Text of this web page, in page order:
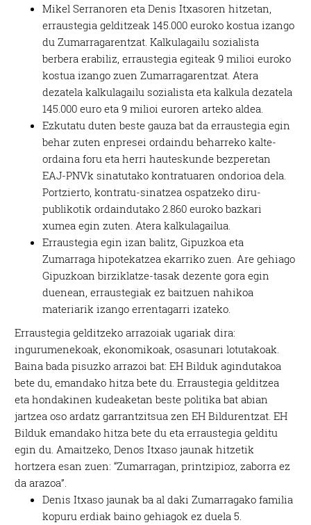
Mikel Serranoren eta Denis Itxasoren hitzetan,
erraustegia gelditzeak 145.000 euroko kostua izango
du Zumarragarentzat. Kalkulagailu sozialista
berbera erabiliz, erraustegia egiteak 9 milioi euroko
kostua izango zuen Zumarragarentzat. Atera
dezatela kalkulagailu sozialista eta kalkula dezatela
145.000 euro eta 9 milioi euroren arteko aldea.
Ezkutatu duten beste gauza bat da erraustegia egin
behar zuten enpresei ordaindu beharreko kalte-
ordaina foru eta herri hauteskunde bezperetan
EAJ-PNVk sinatutako kontratuaren ondorioa dela.
Portzierto, kontratu-sinatzea ospatzeko diru-
publikotik ordaindutako 2.860 euroko bazkari
xumea egin zuten. Atera kalkulagailua.
Erraustegia egin izan balitz, Gipuzkoa eta
Zumarraga hipotekatzea ekarriko zuen. Are gehiago
Gipuzkoan birziklatze-tasak dezente gora egin
duenean, erraustegiak ez baitzuen nahikoa
materiarik izango errentagarri izateko.
Erraustegia gelditzeko arrazoiak ugariak dira:
ingurumenekoak, ekonomikoak, osasunari lotutakoak.
Baina bada pisuzko arrazoi bat: EH Bilduk agindutakoa
bete du, emandako hitza bete du. Erraustegia gelditzea
eta hondakinen kudeaketan beste politika bat abian
jartzea oso ardatz garrantzitsua zen EH Bildurentzat. EH
Bilduk emandako hitza bete du eta erraustegia gelditu
egin du. Amaitzeko, Denos Itxaso jaunak hitzetik
hortzera esan zuen: “Zumarragan, printzipioz, zaborra ez
da arazoa”.
Denis Itxaso jaunak ba al daki Zumarragako familia
kopuru erdiak baino gehiagok ez duela 5.